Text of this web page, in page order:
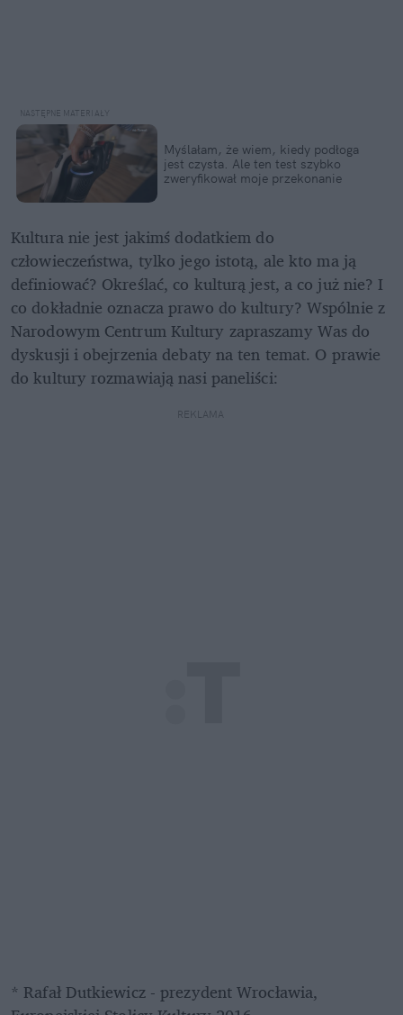
Myślałam, że wiem, kiedy podłoga
jest czysta. Ale ten test szybko
zweryfikował moje przekonanie
Kultura nie jest jakimś dodatkiem do
człowieczeństwa, tylko jego istotą, ale kto ma ją
definiować? Określać, co kulturą jest, a co już nie? I
co dokładnie oznacza prawo do kultury? Wspólnie z
Narodowym Centrum Kultury zapraszamy Was do
dyskusji i obejrzenia debaty na ten temat. O prawie
do kultury rozmawiają nasi paneliści:
REKLAMA
* Rafał Dutkiewicz - prezydent Wrocławia,